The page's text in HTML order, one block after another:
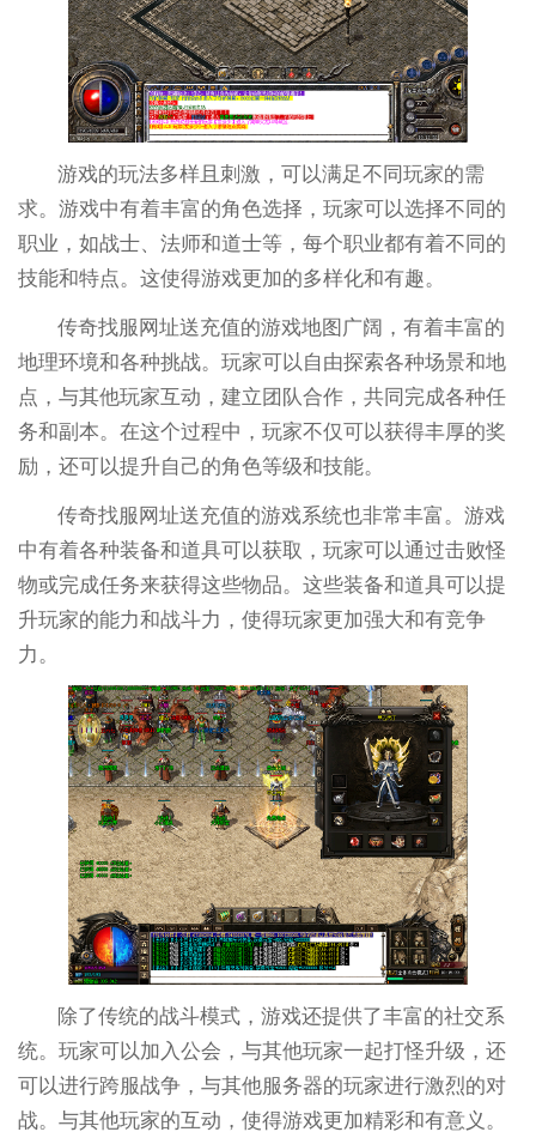
游戏的玩法多样且刺激，可以满足不同玩家的需
求。游戏中有着丰富的角色选择，玩家可以选择不同的
职业，如战士、法师和道士等，每个职业都有着不同的
技能和特点。这使得游戏更加的多样化和有趣。
传奇找服网址送充值的游戏地图广阔，有着丰富的
地理环境和各种挑战。玩家可以自由探索各种场景和地
点，与其他玩家互动，建立团队合作，共同完成各种任
务和副本。在这个过程中，玩家不仅可以获得丰厚的奖
励，还可以提升自己的角色等级和技能。
传奇找服网址送充值的游戏系统也非常丰富。游戏
中有着各种装备和道具可以获取，玩家可以通过击败怪
物或完成任务来获得这些物品。这些装备和道具可以提
升玩家的能力和战斗力，使得玩家更加强大和有竞争
力。
除了传统的战斗模式，游戏还提供了丰富的社交系
统。玩家可以加入公会，与其他玩家一起打怪升级，还
可以进行跨服战争，与其他服务器的玩家进行激烈的对
战。与其他玩家的互动，使得游戏更加精彩和有意义。